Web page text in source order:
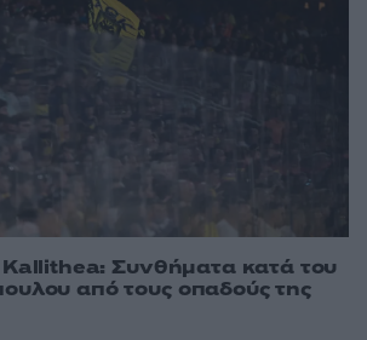
Συνθήματα κατά του
από τους οπαδούς της